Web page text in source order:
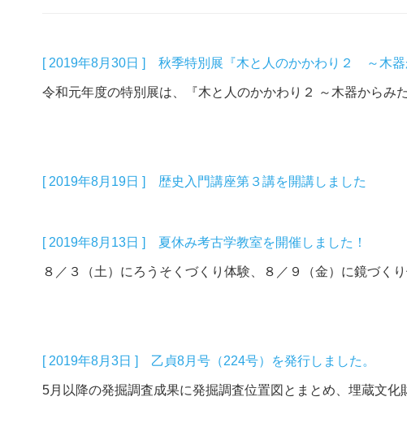
[ 2019年8月30日 ] 秋季特別展『木と人のかかわり２ ～木
令和元年度の特別展は、『木と人のかかわり２ ～木器から
[ 2019年8月19日 ] 歴史入門講座第３講を開講しました
[ 2019年8月13日 ] 夏休み考古学教室を開催しました！
８／３（土）にろうそくづくり体験、８／９（金）に鏡づく
[ 2019年8月3日 ] 乙貞8月号（224号）を発行しました。
5月以降の発掘調査成果に発掘調査位置図とまとめ、埋蔵文